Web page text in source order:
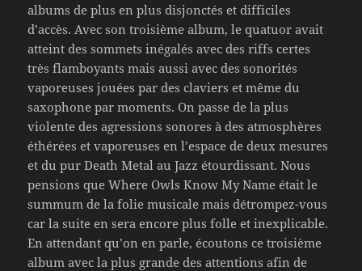
albums de plus en plus disjonctés et difficiles
d’accès. Avec son troisième album, le quatuor avait
atteint des sommets inégalés avec des riffs certes
très flamboyants mais aussi avec des sonorités
vaporeuses jouées par des claviers et même du
saxophone par moments. On passe de la plus
violente des agressions sonores à des atmosphères
éthérées et vaporeuses en l’espace de deux mesures
et du pur Death Metal au Jazz étourdissant. Nous
pensions que Where Owls Know My Name était le
summum de la folie musicale mais détrompez-vous
car la suite en sera encore plus folle et inexplicable.
En attendant qu’on en parle, écoutons ce troisième
album avec la plus grande des attentions afin de